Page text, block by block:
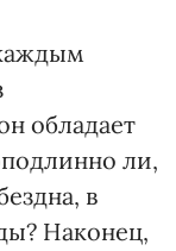
обладает
ли,
в
Наконец,